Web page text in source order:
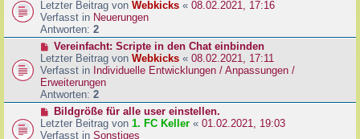
r
a
g
B
e
i
r
a
g
e
u
e
r
B
e
i
t
r
a
g
Letzter Beitrag von Webkicks « 08.02.2021, 17:16
Verfasst in Neuerungen
Antworten: 2
N
e
u
e
r
B
e
i
Vereinfacht: Scripte in den Chat einbinden
Letzter Beitrag von Webkicks « 08.02.2021, 17:11
Verfasst in Individuelle Entwicklungen / Anpassungen /
Erweiterungen
Antworten: 2
N
e
u
Bildgröße für alle user einstellen.
Letzter Beitrag von 1. FC Keller « 01.02.2021, 19:03
Verfasst in Sonstiges